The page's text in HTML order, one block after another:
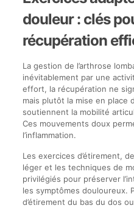
douleur : clés
récupération
La gestion de l’arthrose
inévitablement par une
effort, la récupération ne
mais plutôt la mise en place
soutiennent la mobilité
Ces mouvements doux
l’inflammation.
Les exercices d’étirement,
léger et les techniques de
privilégiés pour préserver
les symptômes douloureux.
d’étirement du bas du dos